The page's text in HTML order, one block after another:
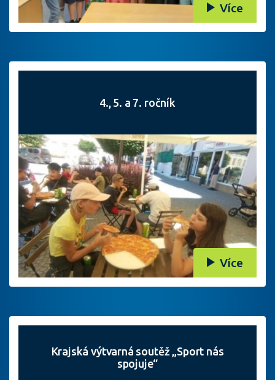
Více
4., 5. a 7. ročník
Více
Krajská výtvarná soutěž „Sport nás
spojuje“